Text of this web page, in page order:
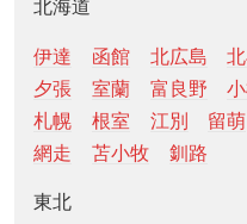
北海道
伊達 函館 北広島
夕張
室蘭 富良野
札幌
根室 江別 留萌
網走
苫小牧 釧路
東北